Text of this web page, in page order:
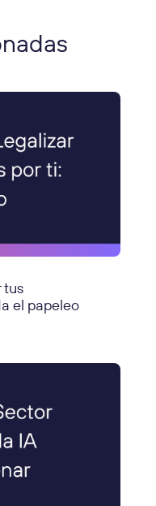
tus
el papeleo